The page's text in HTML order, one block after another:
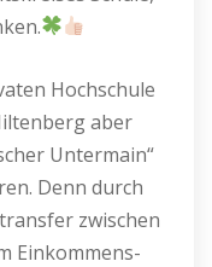
Hochschule
aber
Untermain“
Denn durch
zwischen
Einkommens-